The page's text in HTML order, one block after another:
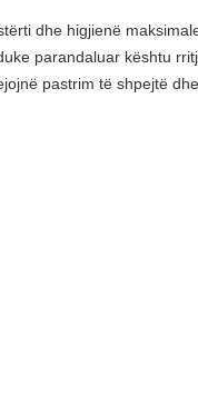
dhe higjienë
parandaluar kështu
pastrim të shpejtë dhe